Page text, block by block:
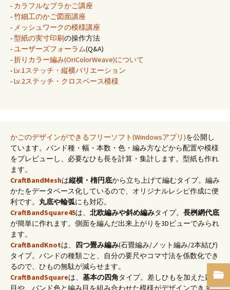
- カラフルなプラかご講座
-竹細工のかご図面講座
- メッシュワークの模様講座
-型紙の実寸印刷の操作方法
- ユーザーズフォーラム(Q&A)
-折りカラー編み(OriColorWeave)について
-Lv.1ステッチ・縦横バリエーション
-Lv.2ステッチ・クロスベース模様
かごのデザインができるフリーソフト(Windowsアプリ)を公開し
ています。バンド種・幅・本数・色・編み方などから配置や模様
をプレビューし、必要なひも長を計算・集計します。型紙も作れ
ます。
CraftBandMeshは縦横・楕円底から立ち上げて編むタイプ。編み
かたをデータベース化しているので、オリジナルレシピ作成に便
利です。 丸底や輪弧にも対応。
CraftBandSquare45は、 北欧編みや斜め編みタイプ。 長桝網代底
が簡単に作れます。側面を編んだ出来上がりを3Dビューでみられ
ます。
CraftBandKnotは、 四つ畳み編み(石畳編み/ノット編み/2本結び)
タイプ。バンドの種類ごと、自分の要尺やコマ寸法を係数化でき
るので、ひもの無駄が減らせます。
CraftBandSquareは、 基本の四角タイプ。差しひもを加えた四つ
目や、バンド色と編み目を組み合わせた模様がデザインできま